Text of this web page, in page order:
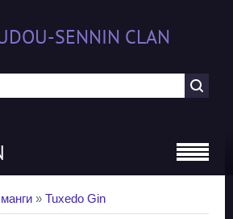
SENNIN CLAN
» Tuxedo Gin